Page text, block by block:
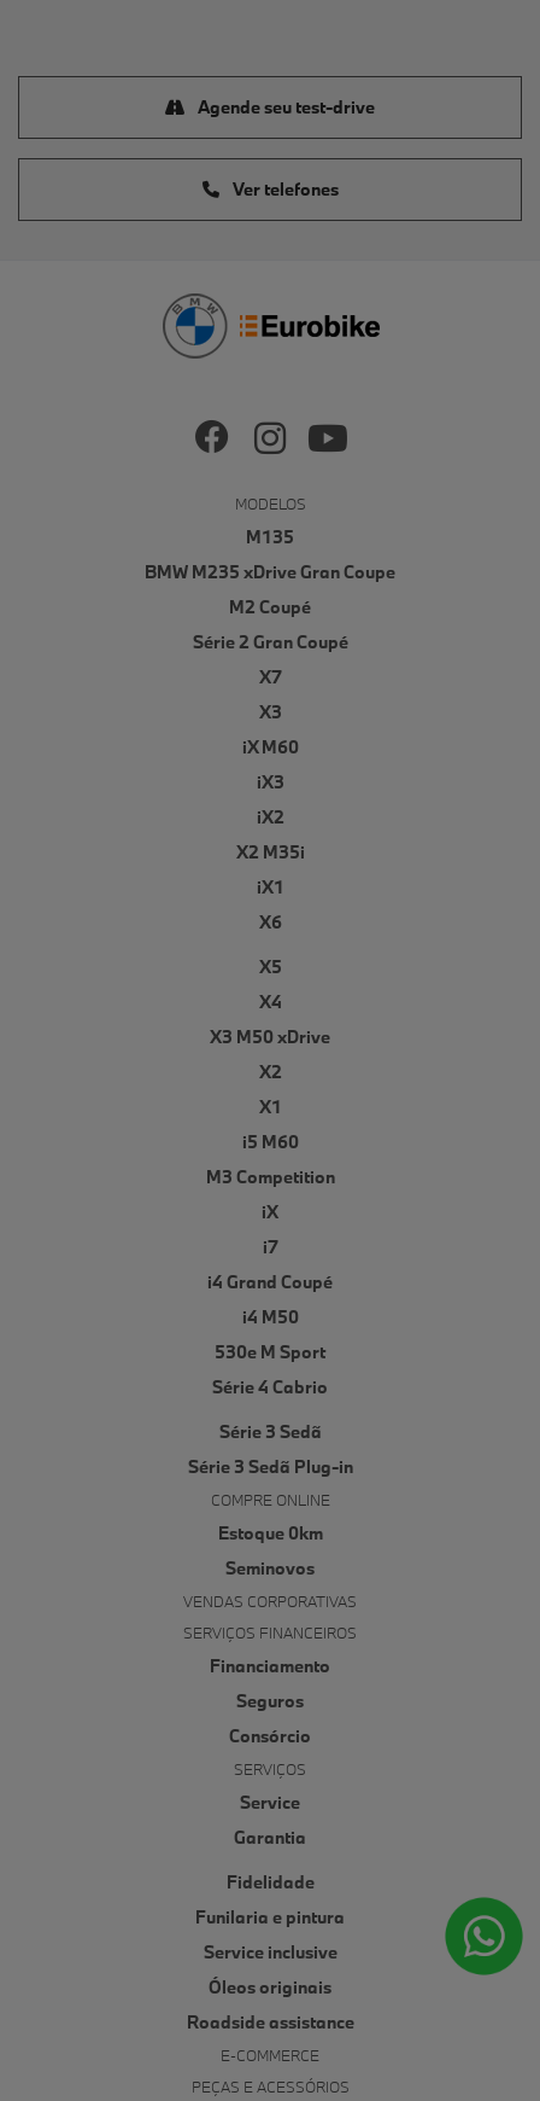
Ver telefones
Agende seu test-drive
MODELOS
M135
BMW M235 xDrive Gran Coupe
M2 Coupé
Série 2 Gran Coupé
X7
X3
iX M60
iX3
iX2
X2 M35i
iX1
X6
X5
X4
X3 M50 xDrive
X2
X1
i5 M60
M3 Competition
iX
i7
i4 Grand Coupé
i4 M50
530e M Sport
Série 4 Cabrio
Série 3 Sedã
Série 3 Sedã Plug-in
COMPRE ONLINE
Estoque 0km
Seminovos
VENDAS CORPORATIVAS
SERVIÇOS FINANCEIROS
Financiamento
Seguros
Consórcio
SERVIÇOS
Service
Garantia
Fidelidade
Funilaria e pintura
Service inclusive
Óleos originais
Roadside assistance
E-COMMERCE
PEÇAS E ACESSÓRIOS